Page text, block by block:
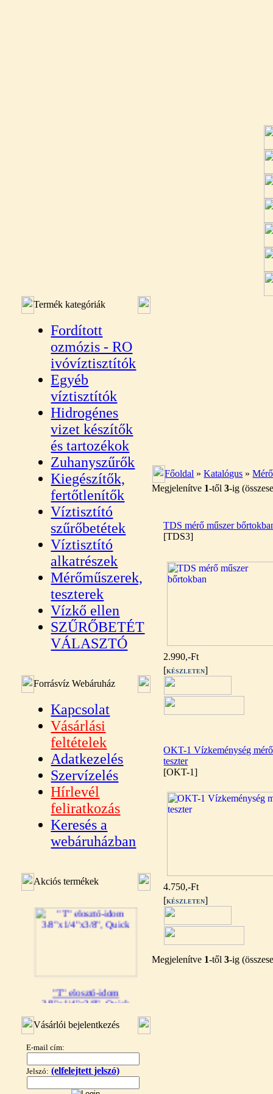
Termék kategóriák
Fordított
ozmózis - RO
ivóvíztisztítók
Egyéb
víztisztítók
Hidrogénes
vizet készítők
és tartozékok
Zuhanyszűrők
Kiegészítők,
fertőtlenítők
Víztisztító
szűrőbetétek
Víztisztító
alkatrészek
Mérőműszerek,
teszterek
Vízkő ellen
SZŰRŐBETÉT
VÁLASZTÓ
Forrásvíz Webáruház
Kapcsolat
Vásárlási
feltételek
Adatkezelés
Szervízelés
Hírlevél
feliratkozás
Keresés a
webáruházban
Akciós termékek
"T" elosztó-idom
3/8"x1/4"x3/8", Quick
360,-Ft
320,-Ft
Vásárlói bejelentkezés
E-mail cím:
Jelszó: (elfelejtett jelszó)
Főoldal »Katalógus »
Megjelenítve 1-től3-ig
TDS mérő műszer
[TDS3]
2.990,-Ft
[KÉSZLETEN]
OKT-1 Vízkeménység mérő
teszter
[OKT-1]
4.750,-Ft
[KÉSZLETEN]
Megjelenítve 1-től3-ig